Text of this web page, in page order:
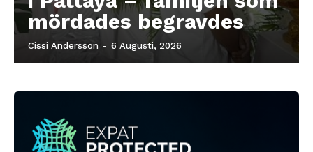
mördades begravdes
Cissi Andersson - 6 Augusti, 2026